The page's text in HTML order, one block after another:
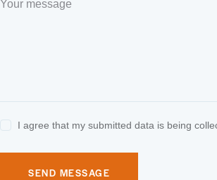
I agree that my submitted data is being
SEND MESSAGE